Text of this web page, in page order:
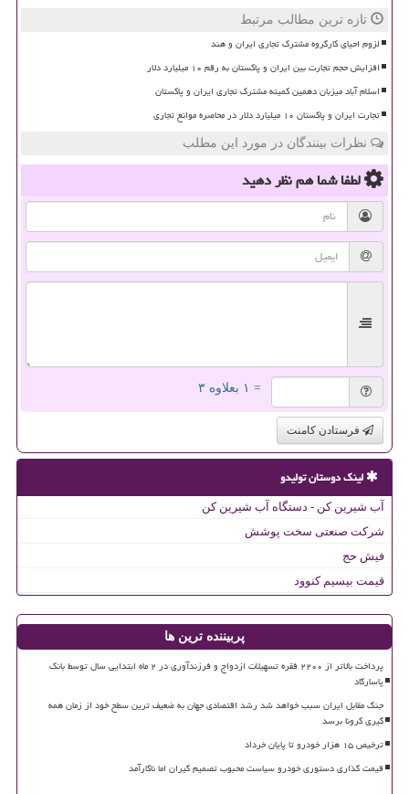
تازه ترین مطالب مرتبط
لزوم احیای کارگروه مشترک تجاری ایران و هند
افزایش حجم تجارت بین ایران و پاکستان به رقم ۱۰ میلیارد دلار
اسلام آباد میزبان دهمین کمیته مشترک تجاری ایران و پاکستان
تجارت ایران و پاکستان ۱۰ میلیارد دلار در محاصره موانع تجاری
نظرات بینندگان در مورد این مطلب
لطفا شما همنظر دهید
= ۱ بعلاوه ۳
فرستادن کامنت
لینک دوستان تولیدو
آب شیرین کن - دستگاه آب شیرین کن
شرکت صنعتی سخت پوشش
فیش حج
قیمت بیسیم کنوود
پربیننده ترین ها
پرداخت بالاتر از ۲۲۰۰ فقره تسهیلات ازدواج و فرزندآوری در ۲ ماه ابتدایی سال توسط بانک
پاسارگاد
جنگ مقابل ایران سبب خواهد شد رشد اقتصادی جهان به ضعیف ترین سطح خود از زمان همه
گیری کرونا برسد
ترخیص ۱۵ هزار خودرو تا پایان خرداد
قیمت گذاری دستوری خودرو سیاست محبوب تصمیم گیران اما ناکارآمد